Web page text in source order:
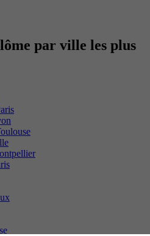
par ville les plus